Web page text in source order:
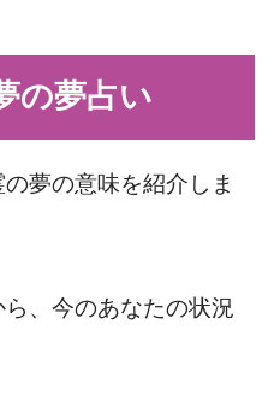
の夢占い
夢の意味を紹介しま
、今のあなたの状況